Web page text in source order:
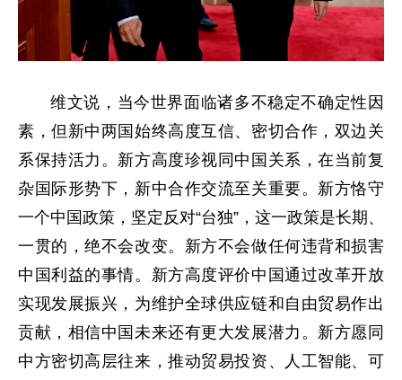
维文说，当今世界面临诸多不稳定不确定性因
素，但新中两国始终高度互信、密切合作，双边关
系保持活力。新方高度珍视同中国关系，在当前复
杂国际形势下，新中合作交流至关重要。新方恪守
一个中国政策，坚定反对“台独”，这一政策是长期、
一贯的，绝不会改变。新方不会做任何违背和损害
中国利益的事情。新方高度评价中国通过改革开放
实现发展振兴，为维护全球供应链和自由贸易作出
贡献，相信中国未来还有更大发展潜力。新方愿同
中方密切高层往来，推动贸易投资、人工智能、可